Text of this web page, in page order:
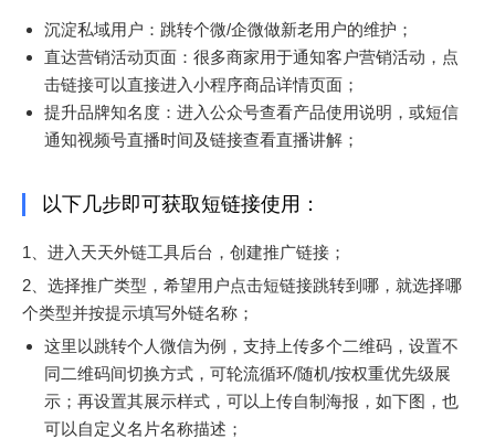
沉淀私域用户：跳转个微/企微做新老用户的维护；
直达营销活动页面：很多商家用于通知客户营销活动，点
击链接可以直接进入小程序商品详情页面；
提升品牌知名度：进入公众号查看产品使用说明，或短信
通知视频号直播时间及链接查看直播讲解；
以下几步即可获取短链接使用：
1、进入天天外链工具后台，创建推广链接；
2、选择推广类型，希望用户点击短链接跳转到哪，就选择哪
个类型并按提示填写外链名称；
这里以跳转个人微信为例，支持上传多个二维码，设置不
同二维码间切换方式，可轮流循环/随机/按权重优先级展
示；再设置其展示样式，可以上传自制海报，如下图，也
可以自定义名片名称描述；